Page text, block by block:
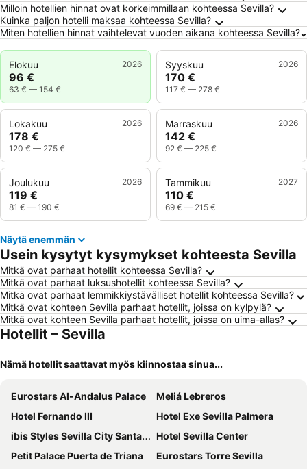
Milloin hotellien hinnat ovat korkeimmillaan kohteessa Sevilla?
Kuinka paljon hotelli maksaa kohteessa Sevilla?
Miten hotellien hinnat vaihtelevat vuoden aikana kohteessa Sevilla?
Elokuu 2026
96 €
63 € — 154 €
Syyskuu 2026
170 €
117 € — 278 €
Lokakuu 2026
178 €
120 € — 275 €
Marraskuu 2026
142 €
92 € — 225 €
Joulukuu 2026
119 €
81 € — 190 €
Tammikuu 2027
110 €
69 € — 215 €
Näytä enemmän
Usein kysytyt kysymykset kohteesta Sevilla
Mitkä ovat parhaat hotellit kohteessa Sevilla?
Mitkä ovat parhaat luksushotellit kohteessa Sevilla?
Mitkä ovat parhaat lemmikkiystävälliset hotellit kohteessa Sevilla?
Mitkä ovat kohteen Sevilla parhaat hotellit, joissa on kylpylä?
Mitkä ovat kohteen Sevilla parhaat hotellit, joissa on uima-allas?
Hotellit – Sevilla
Nämä hotellit saattavat myös kiinnostaa sinua...
Eurostars Al-Andalus Palace
Meliá Lebreros
Hotel Fernando III
Hotel Exe Sevilla Palmera
ibis Styles Sevilla City Santa Justa
Hotel Sevilla Center
Petit Palace Puerta de Triana
Eurostars Torre Sevilla